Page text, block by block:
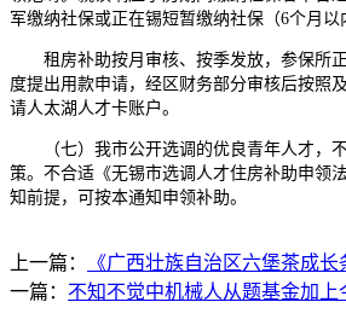
军缴纳社保或正在锡短暂缴纳社保（6个月以
租房补助按月审核、按季发放，参保所
度提出用款申请，经区财务部分审核后按照
请人太湖人才卡账户。
（七）我市公开选调的优良青年人才，
策。不合适《无锡市选调人才住房补助申领
知前提，可按本通知申领补助。
上一篇： 《广西壮族自治区六堡茶成
一篇： 不知不觉中机械人从题基金加上